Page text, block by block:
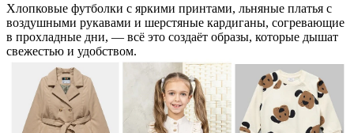
Хлопковые футболки с яркими принтами, льняные платья с
воздушными рукавами и шерстяные кардиганы, согревающие
в прохладные дни, — всё это создаёт образы, которые дышат
свежестью и удобством.